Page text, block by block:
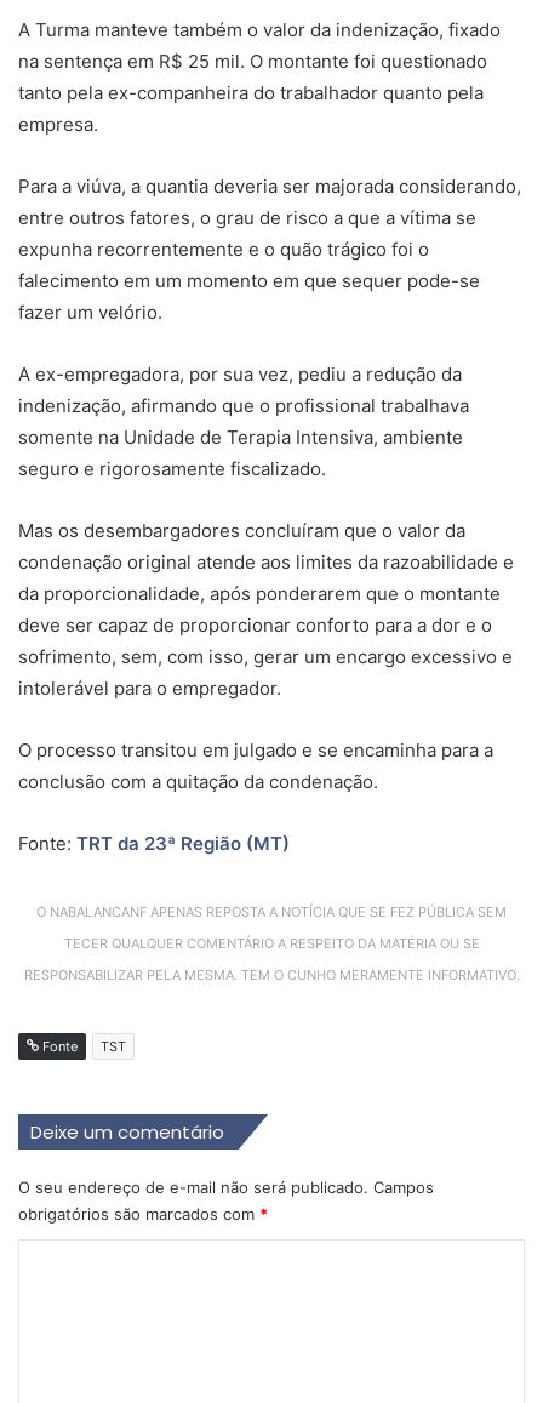
A Turma manteve também o valor da indenização, fixado
na sentença em R$ 25 mil. O montante foi questionado
tanto pela ex-companheira do trabalhador quanto pela
empresa.
Para a viúva, a quantia deveria ser majorada considerando,
entre outros fatores, o grau de risco a que a vítima se
expunha recorrentemente e o quão trágico foi o
falecimento em um momento em que sequer pode-se
fazer um velório.
A ex-empregadora, por sua vez, pediu a redução da
indenização, afirmando que o profissional trabalhava
somente na Unidade de Terapia Intensiva, ambiente
seguro e rigorosamente fiscalizado.
Mas os desembargadores concluíram que o valor da
condenação original atende aos limites da razoabilidade e
da proporcionalidade, após ponderarem que o montante
deve ser capaz de proporcionar conforto para a dor e o
sofrimento, sem, com isso, gerar um encargo excessivo e
intolerável para o empregador.
O processo transitou em julgado e se encaminha para a
conclusão com a quitação da condenação.
Fonte: TRT da 23ª Região (MT)
O NABALANCANF APENAS REPOSTA A NOTÍCIA QUE SE FEZ PÚBLICA SEM
TECER QUALQUER COMENTÁRIO A RESPEITO DA MATÉRIA OU SE
RESPONSABILIZAR PELA MESMA. TEM O CUNHO MERAMENTE INFORMATIVO.
Fonte TST
Deixe um comentário
O seu endereço de e-mail não será publicado. Campos
obrigatórios são marcados com *